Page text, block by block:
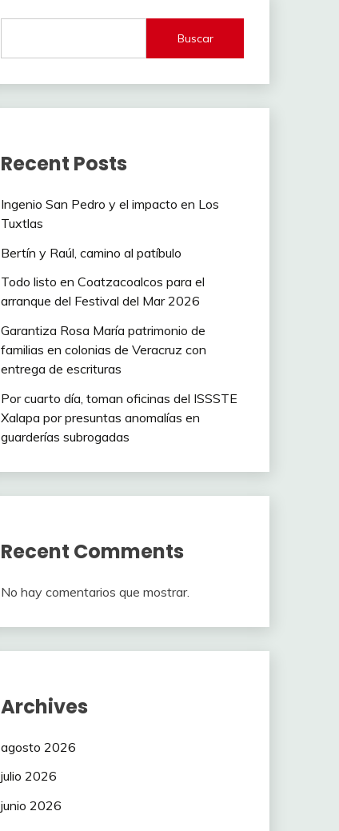
Buscar
Recent Posts
Ingenio San Pedro y el impacto en Los
Tuxtlas
Bertín y Raúl, camino al patíbulo
Todo listo en Coatzacoalcos para el
arranque del Festival del Mar 2026
Garantiza Rosa María patrimonio de
familias en colonias de Veracruz con
entrega de escrituras
Por cuarto día, toman oficinas del ISSSTE
Xalapa por presuntas anomalías en
guarderías subrogadas
Recent Comments
No hay comentarios que mostrar.
Archives
agosto 2026
julio 2026
junio 2026